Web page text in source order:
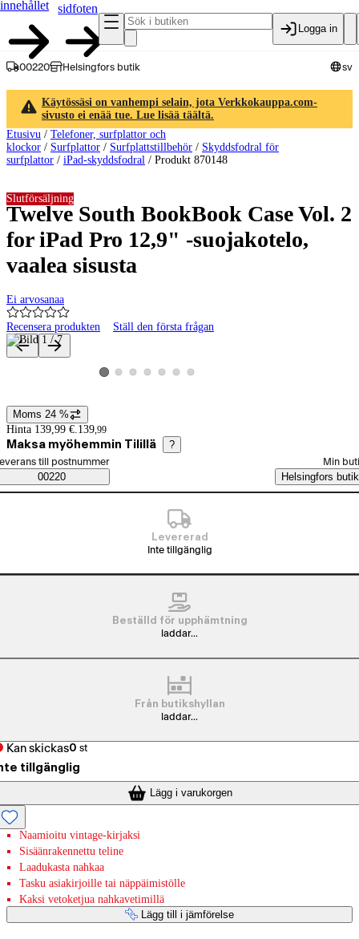
innehållet
sidfoten
Logga in
00220 Helsingfors butik sv
Käytössäsi on vanhempi selain, jota Verkkokauppa.com-
sivusto ei enää tue. Lue lisää täältä.
Etusivu / Telefoner, surfplattor och
klockor / Surfplattor / Surfplattstillbehör / Skyddsfodral för
surfplattor / iPad-skyddsfodral / Produkt 870148
Twelve South BookBook Case Vol. 2
for iPad Pro 12,9" -suojakotelo,
vaalea sisusta
Ei arvosanaa
Recensera produkten Ställ den första frågan
Slutförsäljning
Produktbilder och videor
Visa produktbild 1
Visa produktbild 2
Visa produktbild 3
Visa produktbild 4
Visa produktbild 5
Visa produktbild 6
Visa produktbild 7
Prisinformation
Moms 24 %
Hinta 139,99 €. 139,99
Maksa myöhemmin Tilillä ?
Saatavuustiedot
beställningssätt
till postnummer
00220
Min
Helsingfors butik
Levererad
Inte tillgänglig
Beställd för upphämtning
laddar...
Från butikshyllan
laddar...
Kan skickas0 st
tillgänglig
Lägg i varukorgen
Naamioitu vintage-kirjaksi
Sisäänrakennettu teline
Laadukasta nahkaa
Tasku asiakirjoille tai näppäimistölle
Kaksi vetoketjua nahkavetimillä
Lägg till i jämförelse